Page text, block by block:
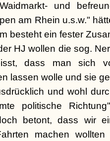
und
am Rhein u.s.w."
besteht ein fester
HJ wollen die sog.
dass man sich
lassen wolle und sie
und wohl
politische
betont, dass wir
machen